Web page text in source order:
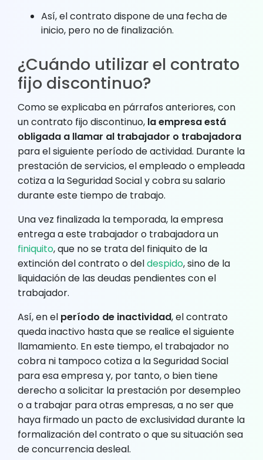
Así, el contrato dispone de una fecha de
inicio, pero no de finalización.
¿Cuándo utilizar el contrato
fijo discontinuo?
Como se explicaba en párrafos anteriores, con
un contrato fijo discontinuo, la empresa está
obligada a llamar al trabajador o trabajadora
para el siguiente período de actividad. Durante la
prestación de servicios, el empleado o empleada
cotiza a la Seguridad Social y cobra su salario
durante este tiempo de trabajo.
Una vez finalizada la temporada, la empresa
entrega a este trabajador o trabajadora un
finiquito, que no se trata del finiquito de la
extinción del contrato o deldespido, sino de la
liquidación de las deudas pendientes con el
trabajador.
Así, en el período de inactividad, el contrato
queda inactivo hasta que se realice el siguiente
llamamiento. En este tiempo, el trabajador no
cobra ni tampoco cotiza a la Seguridad Social
para esa empresa y, por tanto, o bien tiene
derecho a solicitar la prestación por desempleo
o a trabajar para otras empresas, a no ser que
haya firmado un pacto de exclusividad durante la
formalización del contrato o que su situación sea
de concurrencia desleal.